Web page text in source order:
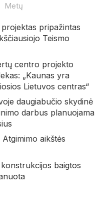
Metų
pripažintas
Teismo
centro projekto
„Kaunas yra
Lietuvos centras“
daugiabučio skydinė
darbus planuojama
aikštės
baigtos